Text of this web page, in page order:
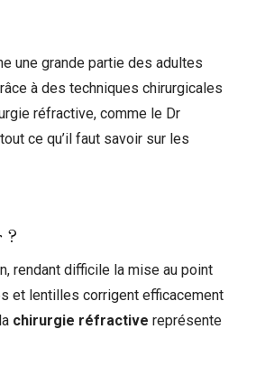
une grande partie des adultes
à des techniques chirurgicales
réfractive, comme le Dr
ce qu’il faut savoir sur les
?
rendant difficile la mise au point
et lentilles corrigent efficacement
chirurgie réfractive représente